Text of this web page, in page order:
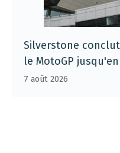
Silverstone
le MotoGP jusqu'en
7 août 2026